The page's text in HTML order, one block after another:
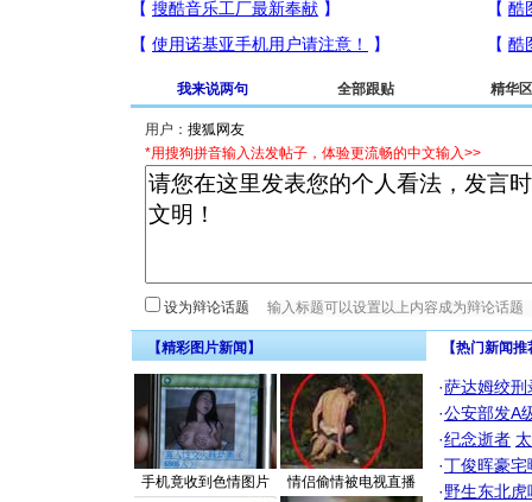
我来说两句 全部跟贴 精华区
用户：
*用搜狗拼音输入法发帖子，体验更流畅的中文输入>>
设为辩论话题
【精彩图片新闻】
手机竟收到色情图片 情侣偷情被电视直播
【热门新闻
·萨达姆绞刑
·公安部发A
·纪念逝者
·丁俊晖豪
·野生东北